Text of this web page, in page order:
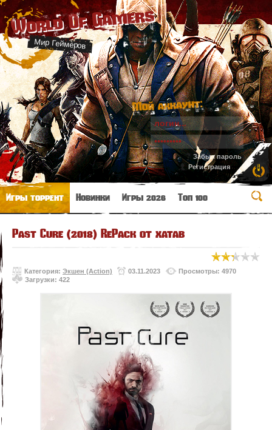
World Of Gamers
Мир Геймеров
Мой аккаунт:
Забыл пароль
Регистрация
Игры торрент Новинки Игры 2026 Топ 100
Past Cure (2018) RePack от xatab
Категория: Экшен (Action) 03.11.2023
Просмотры: 4970
Загрузки: 422